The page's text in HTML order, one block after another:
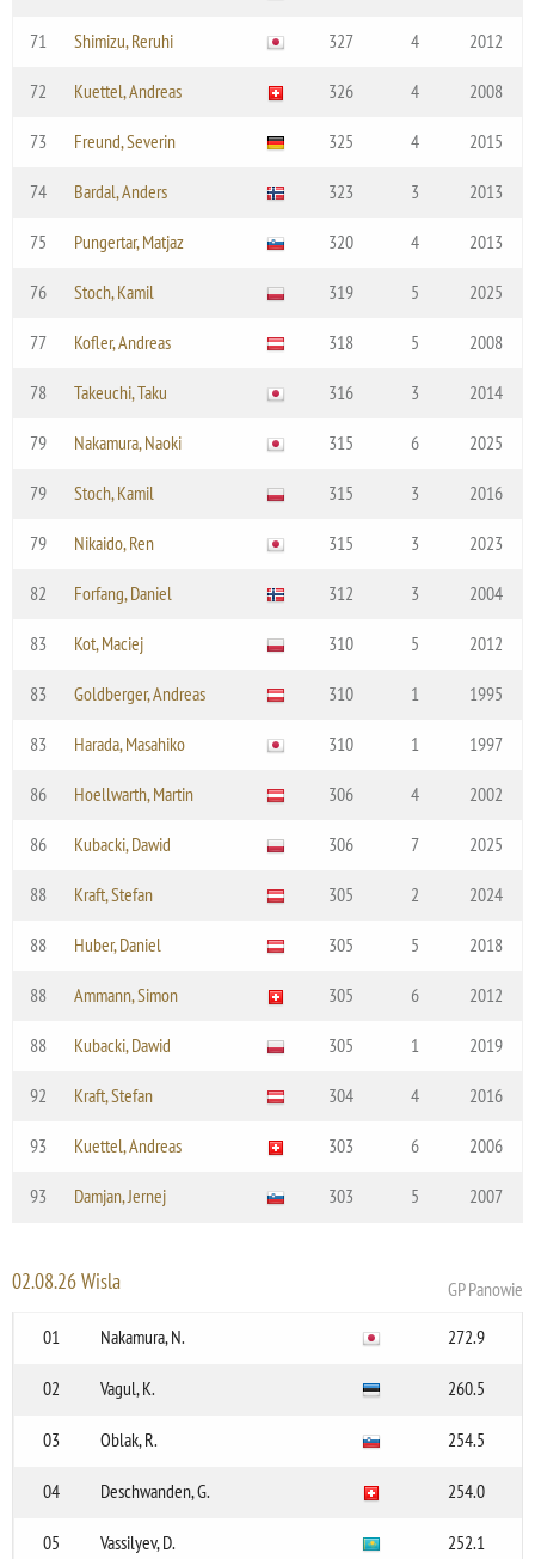
71 Shimizu, Reruhi 327 4 2012
72 Kuettel, Andreas 326 4 2008
73 Freund, Severin 325 4 2015
74 Bardal, Anders 323 3 2013
75 Pungertar, Matjaz 320 4 2013
76 Stoch, Kamil 319 5 2025
77 Kofler, Andreas 318 5 2008
78 Takeuchi, Taku 316 3 2014
79 Nakamura, Naoki 315 6 2025
79 Stoch, Kamil 315 3 2016
79 Nikaido, Ren 315 3 2023
82 Forfang, Daniel 312 3 2004
83 Kot, Maciej 310 5 2012
83 Goldberger, Andreas 310 1 1995
83 Harada, Masahiko 310 1 1997
86 Hoellwarth, Martin 306 4 2002
86 Kubacki, Dawid 306 7 2025
88 Kraft, Stefan 305 2 2024
88 Huber, Daniel 305 5 2018
88 Ammann, Simon 305 6 2012
88 Kubacki, Dawid 305 1 2019
92 Kraft, Stefan 304 4 2016
93 Kuettel, Andreas 303 6 2006
93 Damjan, Jernej 303 5 2007
02.08.26 Wisla
GP Panowie
01
Nakamura, N. 272.9
02 Vagul, K. 260.5
03 Oblak, R. 254.5
04 Deschwanden, G. 254.0
05 Vassilyev, D. 252.1